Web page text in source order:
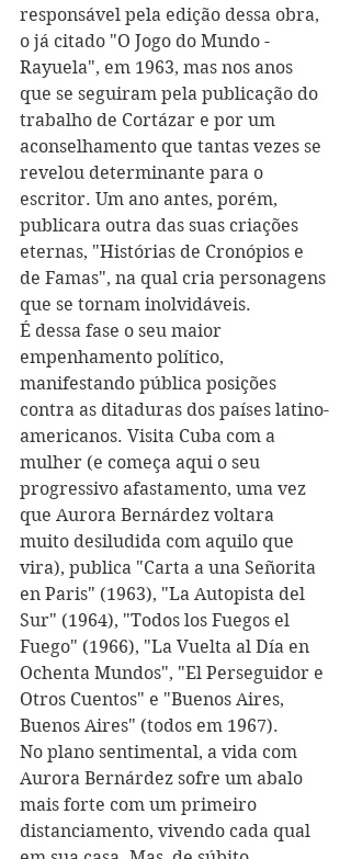
responsável pela edição dessa obra,
o já citado "O Jogo do Mundo -
Rayuela", em 1963, mas nos anos
que se seguiram pela publicação do
trabalho de Cortázar e por um
aconselhamento que tantas vezes se
revelou determinante para o
escritor. Um ano antes, porém,
publicara outra das suas criações
eternas, "Histórias de Cronópios e
de Famas", na qual cria personagens
que se tornam inolvidáveis.
É dessa fase o seu maior
empenhamento político,
manifestando pública posições
contra as ditaduras dos países latino-
americanos. Visita Cuba com a
mulher (e começa aqui o seu
progressivo afastamento, uma vez
que Aurora Bernárdez voltara
muito desiludida com aquilo que
vira), publica "Carta a una Señorita
en Paris" (1963), "La Autopista del
Sur" (1964), "Todos los Fuegos el
Fuego" (1966), "La Vuelta al Día en
Ochenta Mundos", "El Perseguidor e
Otros Cuentos" e "Buenos Aires,
Buenos Aires" (todos em 1967).
No plano sentimental, a vida com
Aurora Bernárdez sofre um abalo
mais forte com um primeiro
distanciamento, vivendo cada qual